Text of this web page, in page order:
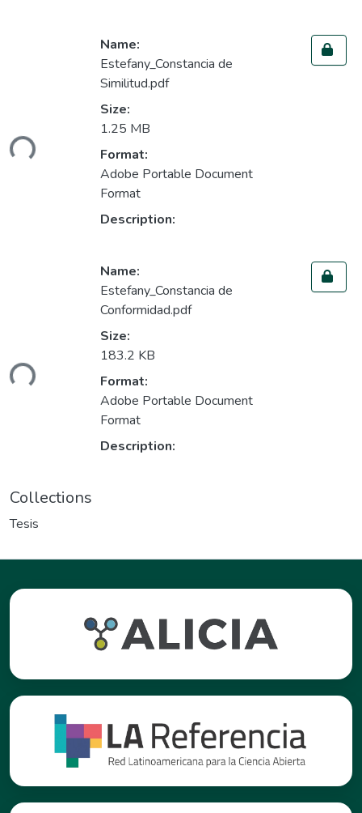
Loading...
Name:
Estefany_Constancia de
Similitud.pdf
Size:
1.25 MB
Format:
Adobe Portable Document
Format
Description:
Loading...
Name:
Estefany_Constancia de
Conformidad.pdf
Size:
183.2 KB
Format:
Adobe Portable Document
Format
Description:
Collections
Tesis